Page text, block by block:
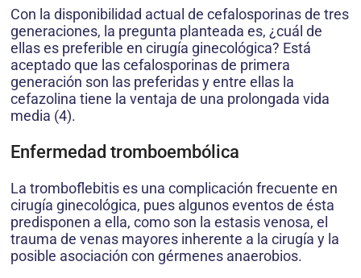
Con la disponibilidad actual de cefalosporinas de tres
generaciones, la pregunta planteada es, ¿cuál de
ellas es preferible en cirugía ginecológica? Está
aceptado que las cefalosporinas de primera
generación son las preferidas y entre ellas la
cefazolina tiene la ventaja de una prolongada vida
media (4).
Enfermedad tromboembólica
La tromboflebitis es una complicación frecuente en
cirugía ginecológica, pues algunos eventos de ésta
predisponen a ella, como son la estasis venosa, el
trauma de venas mayores inherente a la cirugía y la
posible asociación con gérmenes anaerobios.